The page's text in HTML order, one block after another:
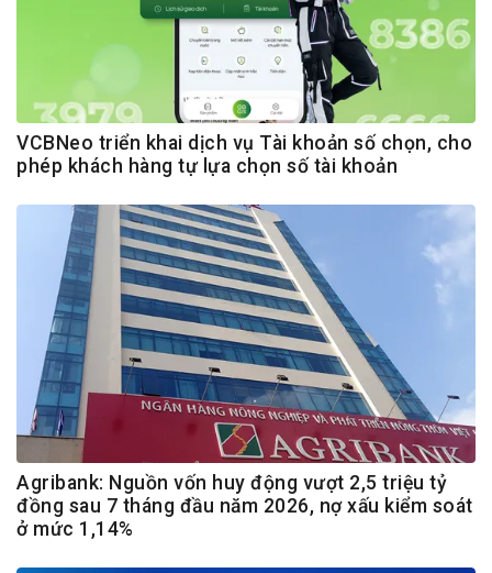
VCBNeo triển khai dịch vụ Tài khoản số chọn, cho
phép khách hàng tự lựa chọn số tài khoản
Agribank: Nguồn vốn huy động vượt 2,5 triệu tỷ
đồng sau 7 tháng đầu năm 2026, nợ xấu kiểm soát
ở mức 1,14%